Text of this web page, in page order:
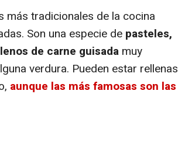
tradicionales de la cocina
Son una especie de pasteles,
de carne guisada muy
verdura. Pueden estar rellenas
aunque las más famosas son las